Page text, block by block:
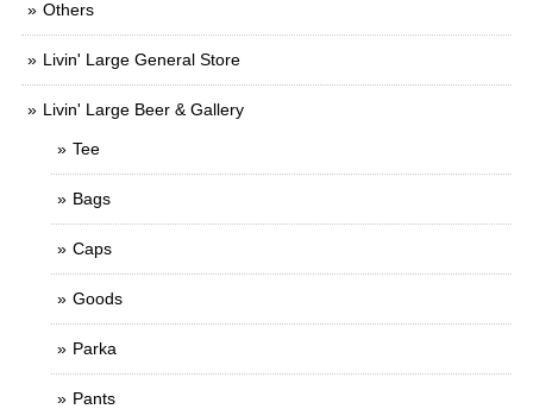
Others
Livin' Large General Store
Livin' Large Beer & Gallery
Tee
Bags
Caps
Goods
Parka
Pants